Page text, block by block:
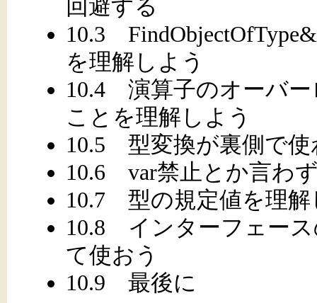
回避する
10.3
を理解しよう
10.4 演算子のオーバ
ことを理解しよう
10.5 型変換が裏側で
10.6 var禁止とか言わ
10.7 型の規定値を理
10.8 インターフェー
て使おう
10.9 最後に